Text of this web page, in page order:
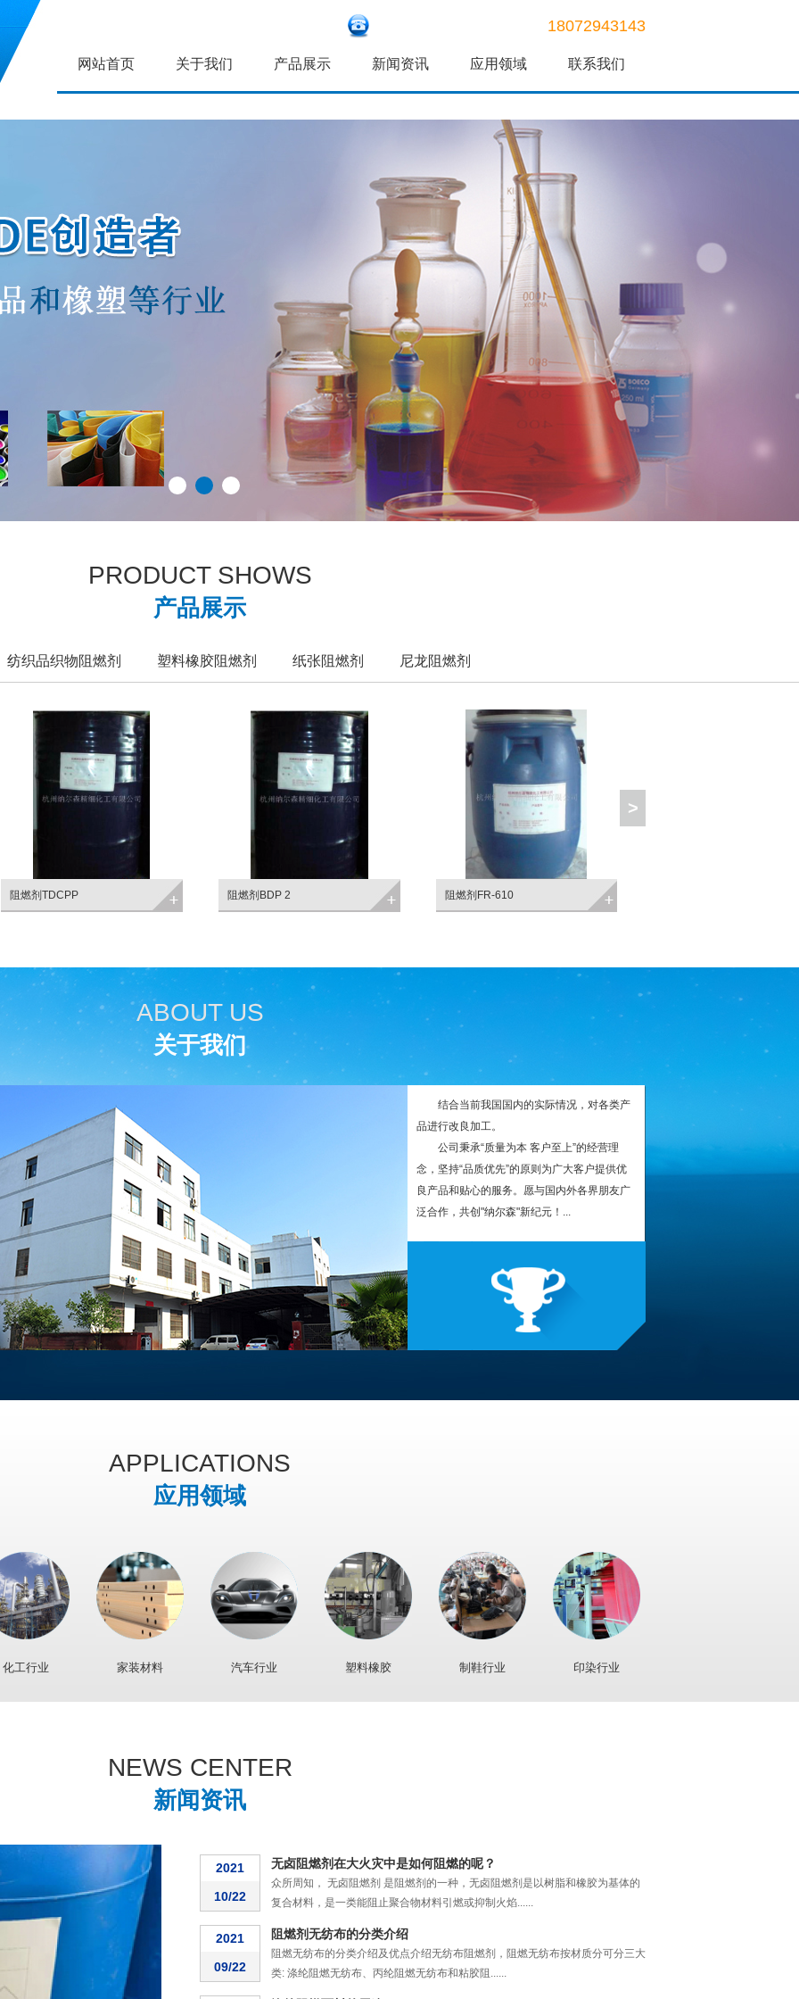
18072943143
网站首页 关于我们 产品展示 新闻资讯 应用领域 联系我们
PRODUCT SHOWS
产品展示
纺织品织物阻燃剂 塑料橡胶阻燃剂 纸张阻燃剂 尼龙阻燃剂
阻燃剂TDCPP 阻燃剂BDP 2 阻燃剂FR-610
>
ABOUT US
关于我们
结合当前我国国内的实际情况，对各类产
品进行改良加工。
公司秉承“质量为本 客户至上”的经营理
念，坚持“品质优先”的原则为广大客户提供优
良产品和贴心的服务。愿与国内外各界朋友广
泛合作，共创"纳尔森"新纪元！...
APPLICATIONS
应用领域
化工行业 家装材料 汽车行业 塑料橡胶 制鞋行业 印染行业
NEWS CENTER
新闻资讯
2021
2021
无卤阻燃剂在大火灾中是如何阻燃的呢？
2021
阻燃剂无纺布的分类介绍
涤纶阻燃面料的用途